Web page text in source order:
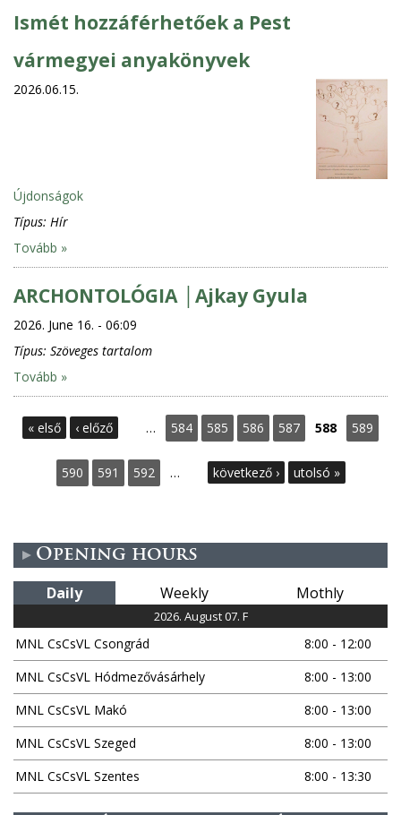
Ismét hozzáférhetőek a Pest
vármegyei anyakönyvek
2026.06.15.
Újdonságok
Típus: Hír
Tovább »
ARCHONTOLÓGIA │Ajkay Gyula
2026. June 16. - 06:09
Típus: Szöveges tartalom
Tovább »
P
e
s
« első ‹ előző … 584 585 586 587 588 589
590 591 592 … következő › utolsó »
Opening hours
Daily Weekly Mothly
2026. August 07. F
MNL CsCsVL Csongrád
8:00 - 12:00
MNL CsCsVL Hódmezővásárhely
8:00 - 13:00
MNL CsCsVL Makó
8:00 - 13:00
MNL CsCsVL Szeged
8:00 - 13:00
MNL CsCsVL Szentes
8:00 - 13:30